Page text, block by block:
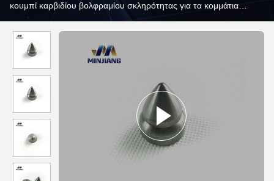
κουμπί καρβιδίου βολφραμίου σκληρότητας για τα κομμάτια